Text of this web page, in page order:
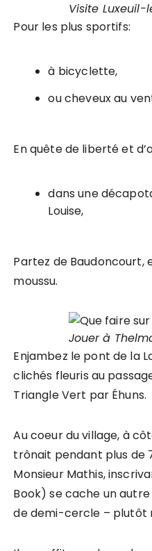
Visite Luxeuil-
Pour les plus sportifs:
à bicyclette,
ou cheveux au
En quête de liberté et
dans une
Louise,
Partez de Baudoncourt,
moussu.
Jouer à
Enjambez le pont de la
clichés fleuris au
Triangle Vert par Éhuns.
Au coeur du village, à
trônait pendant plus de
Monsieur Mathis,
Book) se cache un
de demi-cercle – plutôt